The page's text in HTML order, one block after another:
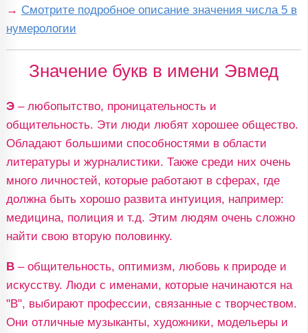
→ Смотрите подробное описание значения числа 5 в
нумерологии
Значение букв в имени Эвмед
Э– любопытство, проницательность и
общительность. Эти люди любят хорошее общество.
Обладают большими способностями в области
литературы и журналистики. Также среди них очень
много личностей, которые работают в сферах, где
должна быть хорошо развита интуиция, например:
медицина, полиция и т.д. Этим людям очень сложно
найти свою вторую половинку.
В– общительность, оптимизм, любовь к природе и
искусству. Люди с именами, которые начинаются на
"В", выбирают профессии, связанные с творчеством.
Они отличные музыканты, художники, модельеры и